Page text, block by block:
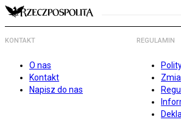
KONTAKT
O nas
Kontakt
Napisz do nas
REGULAMIN